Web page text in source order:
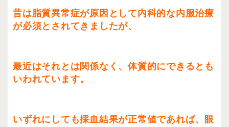
昔は脂質異常症が原因として内科的な内服治療
が必須とされてきましたが、
最近はそれとは関係なく、体質的にできるとも
いわれています。
いずれにしても採血結果が正常値であれば、眼